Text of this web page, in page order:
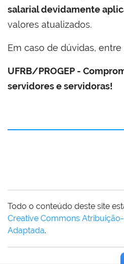
salarial devidamente
valores atualizados.
Em caso de dúvidas,
UFRB/PROGEP -
servidores e servidoras!
Todo o conteúdo deste site
Creative Commons
Adaptada.